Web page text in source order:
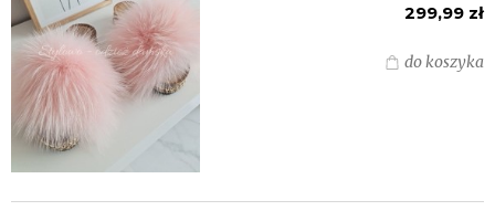
299,99 zł
do koszyka